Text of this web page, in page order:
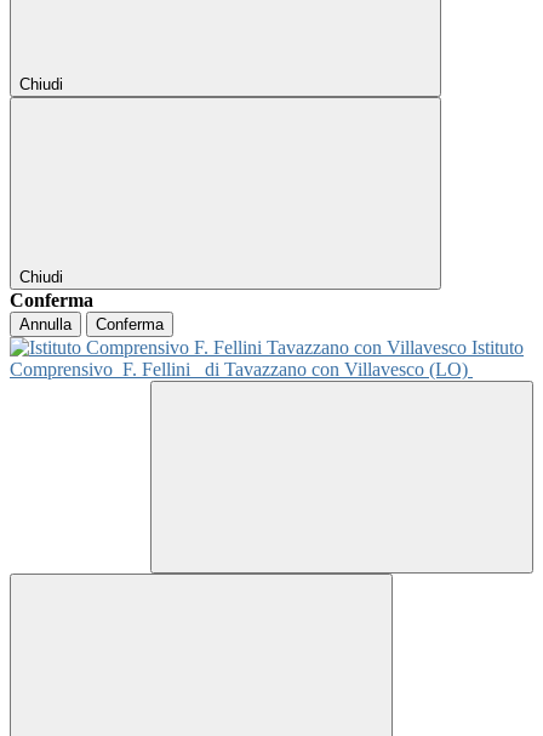
Chiudi
Chiudi
Conferma
Annulla Conferma
Istituto
Comprensivo F. Fellini di Tavazzano con Villavesco (LO)